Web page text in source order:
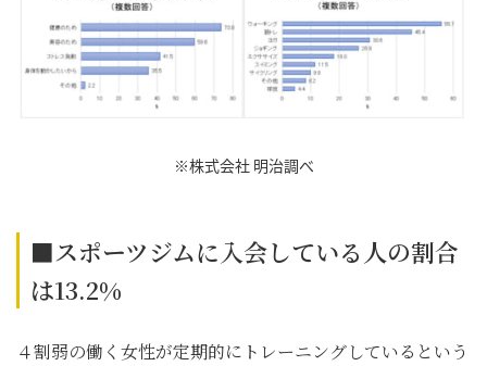
※株式会社 明治調べ
■スポーツジムに入会している人の割合
は13.2%
４割弱の働く女性が定期的にトレーニングしているという